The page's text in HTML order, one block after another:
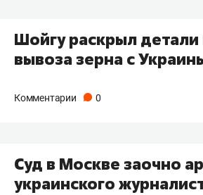
Шойгу раскрыл
вывоза зерна с
Комментарии 0
Суд в Москве заочно
украинского